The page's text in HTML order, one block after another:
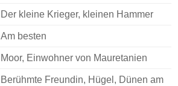
Der kleine Krieger, kleinen Hammer
Am besten
Moor, Einwohner von Mauretanien
Berühmte Freundin, Hügel, Dünen am